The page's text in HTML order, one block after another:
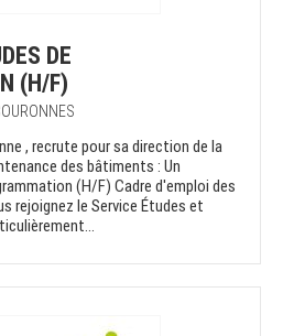
DE
(H/F)
, recrute pour sa direction de la
des bâtiments : Un
(H/F) Cadre d'emploi des
rejoignez le Service Études et